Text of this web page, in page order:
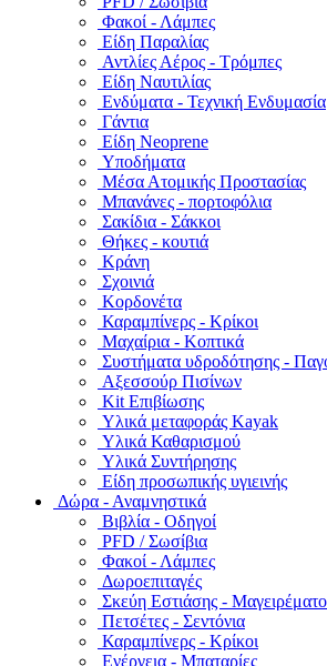
Φακοί - Λάμπες
Είδη Παραλίας
Αντλίες Αέρος - Τρόμπες
Είδη Ναυτιλίας
Ενδύματα - Τεχνική Ενδυμασία
Γάντια
Είδη Neoprene
Υποδήματα
Μέσα Ατομικής Προστασίας
Μπανάνες - πορτοφόλια
Σακίδια - Σάκκοι
Θήκες - κουτιά
Κράνη
Σχοινιά
Κορδονέτα
Καραμπίνερς - Κρίκοι
Μαχαίρια - Κοπτικά
Συστήματα υδροδότησης -
Αξεσσούρ Πισίνων
Kit Επιβίωσης
Υλικά μεταφοράς Kayak
Υλικά Καθαρισμού
Υλικά Συντήρησης
Είδη προσωπικής υγιεινής
Δώρα - Αναμνηστικά
Βιβλία - Οδηγοί
PFD / Σωσίβια
Φακοί - Λάμπες
Δωροεπιταγές
Σκεύη Εστιάσης -
Πετσέτες - Σεντόνια
Καραμπίνερς - Κρίκοι
Ενέργεια - Μπαταρίες